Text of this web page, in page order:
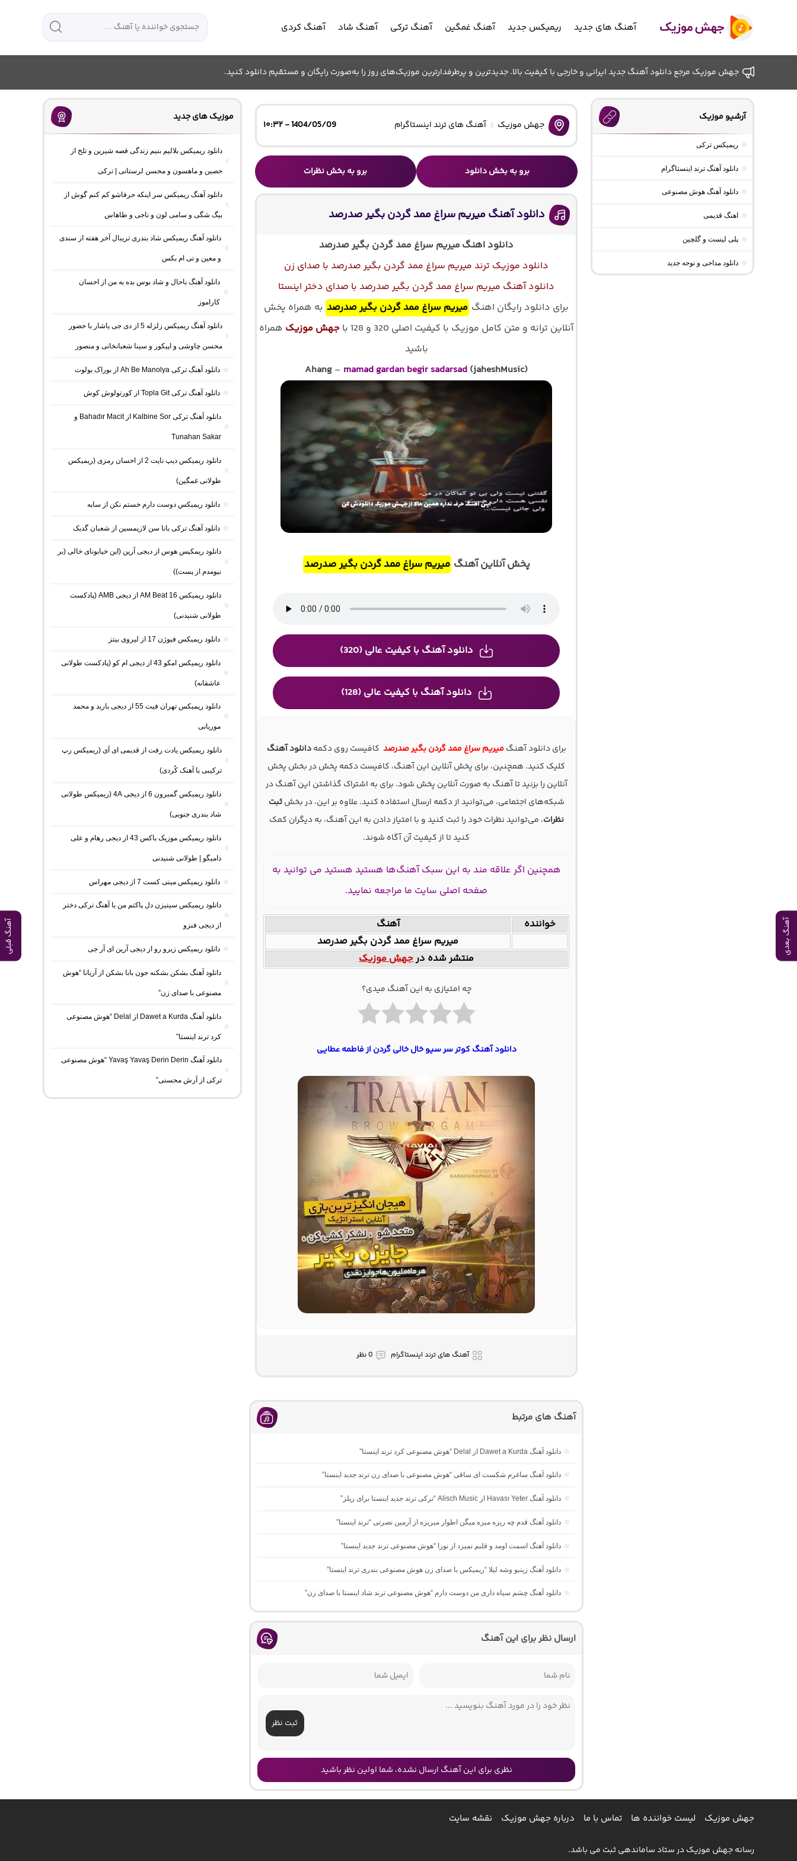
آهنگ بعدی آهنگ قبلی
آهنگ های جدید ریمیکس جدید آهنگ غمگین آهنگ ترکی آهنگ شاد آهنگ کردی
جهش موزیک مرجع دانلود آهنگ جدید ایرانی و خارجی با کیفیت بالا. جدیدترین و پرطرفدارترین موزیک‌های روز را به‌صورت رایگان و مستقیم دانلود کنید.
جهش موزیک آهنگ های ترند اینستاگرام 1404/05/09 - ۱۰:۳۲
برو به بخش دانلود برو به بخش نظرات
دانلود آهنگ میریم سراغ ممد گردن بگیر صدرصد
دانلود اهنگ میریم سراغ ممد گردن بگیر صدرصد
دانلود موزیک ترند میریم سراغ ممد گردن بگیر صدرصد با صدای زن
دانلود آهنگ میریم سراغ ممد گردن بگیر صدرصد با صدای دختر اینستا
برای دانلود رایگان اهنگ میریم سراغ ممد گردن بگیر صدرصد به همراه پخش
آنلاین ترانه و متن کامل موزیک با کیفیت اصلی 320 و 128 با
جهش موزیک همراه
باشید
Ahang – mamad gardan begir sadarsad (jaheshMusic)
پخش آنلاین آهنگ میریم سراغ ممد گردن بگیر صدرصد
دانلود آهنگ با کیفیت عالی (320)
دانلود آهنگ با کیفیت عالی (128)
برای دانلود آهنگمیریم سراغ ممد گردن بگیر صدرصد کافیست روی دکمهدانلود آهنگ
کلیک کنید. همچنین، برای پخش آنلاین این آهنگ، کافیست دکمه پخش در بخش پخش
آنلاین را بزنید تا آهنگ به صورت آنلاین پخش شود. برای به اشتراک گذاشتن این آهنگ در
شبکه‌های اجتماعی، می‌توانید از دکمه ارسال استفاده کنید. علاوه بر این، در بخشثبت
نظرات، می‌توانید نظرات خود را ثبت کنید و با امتیاز دادن به این آهنگ، به دیگران کمک
کنید تا از کیفیت آن آگاه شوند.
همچنین اگر علاقه مند به این سبک آهنگ‌ها هستید هستید می توانید به
صفحه اصلی سایت ما مراجعه نمایید.
خواننده
آهنگ
میریم سراغ ممد گردن بگیر صدرصد
منتشر شده درجهش موزیک
چه امتیازی به این آهنگ میدی؟
دانلود آهنگ کوتر سر سیو خال خالی گردن از فاطمه عطایی
آهنگ های ترند اینستاگرام 0 نظر
آهنگ های مرتبط
دانلود آهنگ Dawet a Kurda از Delal “هوش مصنوعی کرد ترند اینستا”
دانلود آهنگ ساغرم شکست ای ساقی “هوش مصنوعی با صدای زن ترند جدید اینستا”
دانلود آهنگ Havası Yeter از Alisch Music “ترکی ترند جدید اینستا برای ریلز”
دانلود آهنگ ﻗﺪم ﭼﻪ رﻳﺰه ﻣﻴﺰه ﻣﻴﮕﻦ اﻃﻮار ﻣﻴﺮﻳﺰه از آرمین نصرتی “ترند اینستا”
دانلود آهنگ اسمت اومد و قلبم نمیزد از نورا “هوش مصنوعی ترند جدید اینستا”
دانلود آهنگ زینبو وشه لیلا “ریمیکس با صدای زن هوش مصنوعی بندری ترند اینستا”
دانلود آهنگ چشم سیاه داری من دوست دارم “هوش مصنوعی ترند شاد اینستا با صدای زن”
ارسال نظر برای این آهنگ
ثبت نظر
نظری برای این آهنگ ارسال نشده، شما اولین نظر باشید
آرشیو موزیک
ریمیکس ترکی
دانلود آهنگ ترند اینستاگرام
دانلود آهنگ هوش مصنوعی
اهنگ قدیمی
پلی لیست و گلچین
دانلود مداحی و نوحه جدید
موزیک های جدید
دانلود ریمیکس بلالیم بنیم زندگی قصه شیرین و تلخ از
حصین و ماهسون و محسن لرستانی | ترکی
دانلود آهنگ ریمیکس سر اینکه حرفاشو کم کنم گوش از
بیگ شگی و سامی لون و ناجی و طاهاس
دانلود آهنگ ریمیکس شاد بندری تریبال آخر هفته از سندی
و معین و تی ام بکس
دانلود آهنگ باحال و شاد بوس بده به من از احسان
کاراموز
دانلود آهنگ ریمیکس زلزله 5 از دی جی یاشار با حضور
محسن چاوشی و اپیکور و سینا شعبانخانی و منصور
دانلود آهنگ ترکی Ah Be Manolya از بوراک بولوت
دانلود آهنگ ترکی Topla Git از کورتولوش کوش
دانلود آهنگ ترکی Kalbine Sor از Bahadır Macit و
Tunahan Sakar
دانلود ریمیکس دیپ نایت 2 از احسان رمزی (ریمیکس
طولانی غمگین)
دانلود ریمیکس دوست دارم خستم نکن از سایه
دانلود آهنگ ترکی بانا سن لازیمسین از شعبان گدیک
دانلود ریمکیس هوس از دیجی آرین (این خیابونای خالی (بر
نیومدم از پست))
دانلود ریمیکس AM Beat 16 از دیجی AMB (پادکست
طولانی شنیدنی)
دانلود ریمیکس فیوژن 17 از لیروی بیتز
دانلود ریمیکس امکو 43 از دیجی ام کو (پادکست طولانی
عاشقانه)
دانلود ریمیکس تهران فیت 55 از دیجی باربد و محمد
موریانی
دانلود ریمیکس یادت رفت از قدیمی ای آی (ریمیکس رپ
ترکیبی با آهنک کُردی)
دانلود ریمیکس گمبرون 6 از دیجی 4A (ریمیکس طولانی
شاد بندری جنوبی)
دانلود ریمیکس موزیک باکس 43 از دیجی رهام و علی
دامیگو | طولانی شنیدنی
دانلود ریمیکس مینی کست 7 از دیجی مهراس
دانلود ریمیکس سیتیزن دل پاکتم من با آهنگ ترکی دختر
از دیجی فنزو
دانلود ریمیکس زیرو رو از دیجی آرین ای آر جی
دانلود آهنگ بشکن بشکنه جون بابا بشکن از آریانا “هوش
مصنوعی با صدای زن”
دانلود آهنگ Dawet a Kurda از Delal “هوش مصنوعی
کرد ترند اینستا”
دانلود آهنگ Yavaş Yavaş Derin Derin “هوش مصنوعی
ترکی از آرش محسنی”
جهش موزیک لیست خواننده ها تماس با ما درباره جهش موزیک نقشه سایت
رسانه جهش موزیک در ستاد ساماندهی ثبت می باشد.